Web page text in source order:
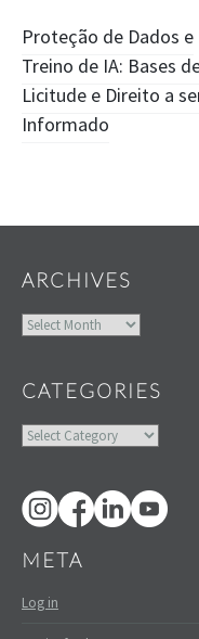
Post
navigation
Proteção de Dados e
Treino de IA: Bases
Licitude e Direito a
Informado
ARCHIVES
Archives
CATEGORIES
Categories
META
Log in